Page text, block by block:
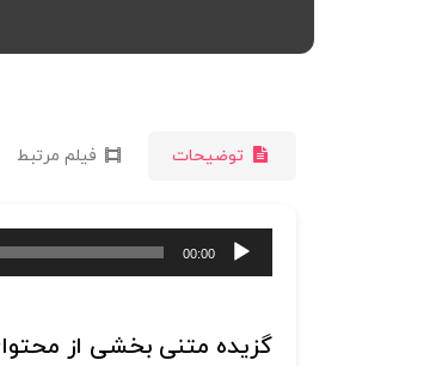
توضیحات فیلم مرتبط
پخش‌کننده
صوت
00:00
گزیده متنی بخشی از